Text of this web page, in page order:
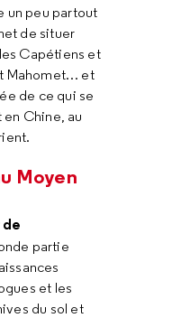
un peu partout
de situer
Capétiens et
Mahomet… et
de ce qui se
Chine, au
Moyen
partie
et les
du sol et